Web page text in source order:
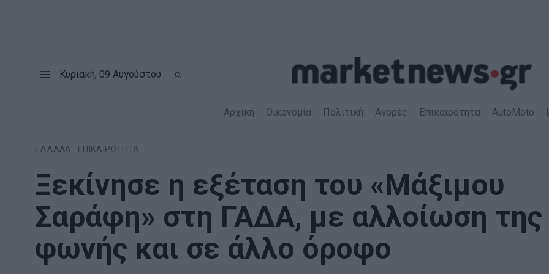
Κυριακή, 09 Αυγούστου
Αρχική Οικονομία Πολιτική Αγορές Επικαιρότητα AutoMoto
ΕΛΛΑΔΑ ΕΠΙΚΑΙΡΟΤΗΤΑ
Ξεκίνησε η εξέταση του «Μάξιμου
Σαράφη» στη ΓΑΔΑ, με αλλοίωση της
φωνής και σε άλλο όροφο